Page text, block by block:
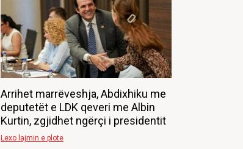
Arrihet marrëveshja, Abdixhiku me
deputetët e LDK qeveri me Albin
Kurtin, zgjidhet ngërçi i presidentit
Lexo lajmin e plote